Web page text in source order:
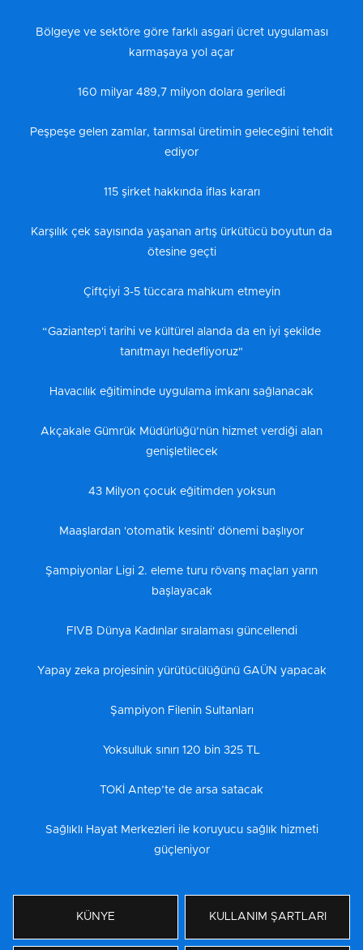
Bölgeye ve sektöre göre farklı asgari ücret uygulaması
karmaşaya yol açar
160 milyar 489,7 milyon dolara geriledi
Peşpeşe gelen zamlar, tarımsal üretimin geleceğini tehdit
ediyor
115 şirket hakkında iflas kararı
Karşılık çek sayısında yaşanan artış ürkütücü boyutun da
ötesine geçti
Çiftçiyi 3-5 tüccara mahkum etmeyin
“Gaziantep'i tarihi ve kültürel alanda da en iyi şekilde
tanıtmayı hedefliyoruz"
Havacılık eğitiminde uygulama imkanı sağlanacak
Akçakale Gümrük Müdürlüğü’nün hizmet verdiği alan
genişletilecek
43 Milyon çocuk eğitimden yoksun
Maaşlardan 'otomatik kesinti' dönemi başlıyor
Şampiyonlar Ligi 2. eleme turu rövanş maçları yarın
başlayacak
FIVB Dünya Kadınlar sıralaması güncellendi
Yapay zeka projesinin yürütücülüğünü GAÜN yapacak
Şampiyon Filenin Sultanları
Yoksulluk sınırı 120 bin 325 TL
TOKİ Antep’te de arsa satacak
Sağlıklı Hayat Merkezleri ile koruyucu sağlık hizmeti
güçleniyor
KÜNYE KULLANIM ŞARTLARI